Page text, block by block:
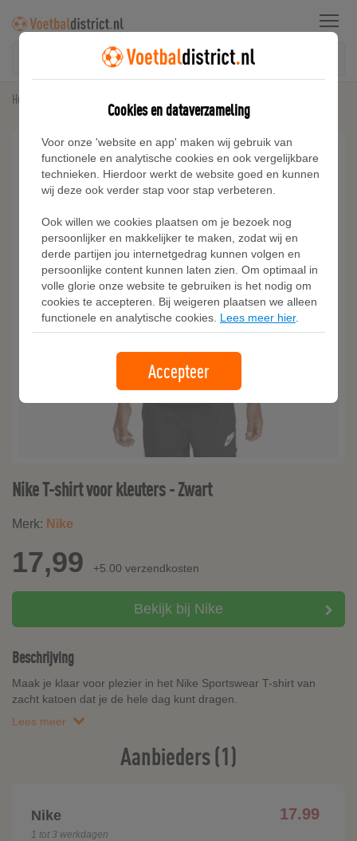
Menu
Home
Nike T-shirt voor kleuters - Zwart
Merk: Nike
17,99 +5.00 verzendkosten
Bekijk bij Nike
Beschrijving
Maak je klaar voor plezier in het Nike Sportswear T-shirt van
zacht katoen dat je de hele dag kunt dragen.
Lees meer
Aanbieders (1)
Nike 17.99
1 tot 3 werkdagen
Cookies en dataverzameling
Voor onze 'website en app' maken wij gebruik van
functionele en analytische cookies en ook vergelijkbare
technieken. Hierdoor werkt de website goed en kunnen
wij deze ook verder stap voor stap verbeteren.
Ook willen we cookies plaatsen om je bezoek nog
persoonlijker en makkelijker te maken, zodat wij en
derde partijen jou internetgedrag kunnen volgen en
persoonlijke content kunnen laten zien. Om optimaal in
volle glorie onze website te gebruiken is het nodig om
cookies te accepteren. Bij weigeren plaatsen we alleen
functionele en analytische cookies. Lees meer hier.
Accepteer